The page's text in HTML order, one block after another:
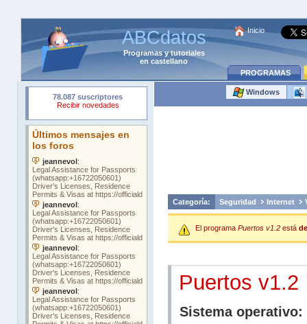
ABCdatos
Programasytutoriales
en castellano
Inicio
PROGRAMAS
Windows
Categoría: Seguridad Internet
El programa Puertos v1.2 está
Puertos v1.2
Sistema operativo: